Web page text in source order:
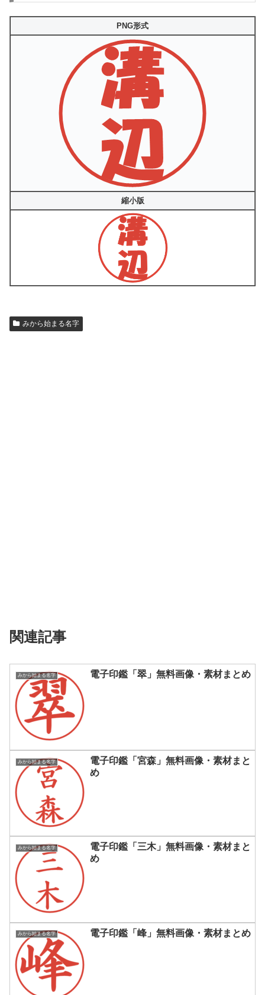
PNG形式
縮小版
みから始まる名字
関連記事
みから始まる名字 電子印鑑「翠」無料画像・素材まとめ
みから始まる名字
電子印鑑「宮森」無料画像・素材まと
め
みから始まる名字
電子印鑑「三木」無料画像・素材まと
め
みから始まる名字 電子印鑑「峰」無料画像・素材まとめ